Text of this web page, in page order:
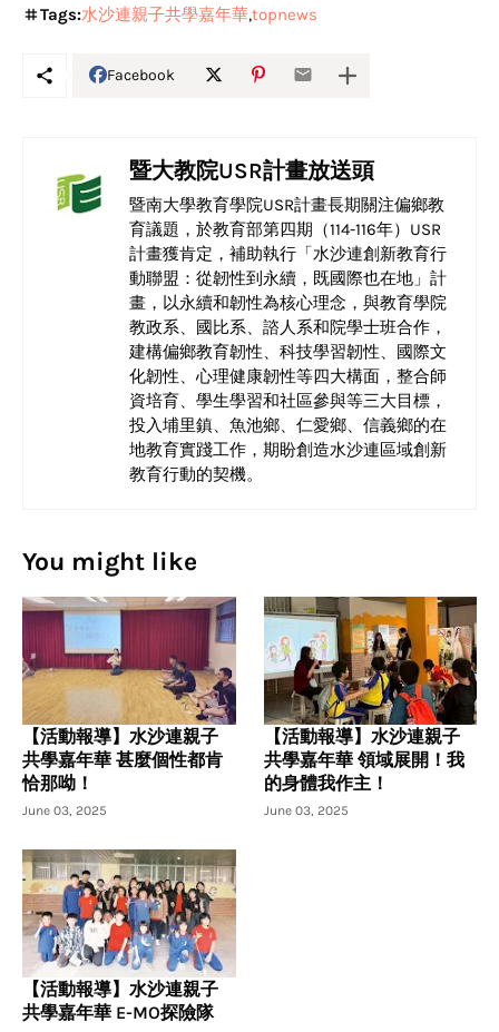
Tags:水沙連親子共學嘉年華topnews
Facebook
暨大教院USR計畫放送頭
暨南大學教育學院USR計畫長期關注偏鄉教
育議題，於教育部第四期（114-116年）USR
計畫獲肯定，補助執行「水沙連創新教育行
動聯盟：從韌性到永續，既國際也在地」計
畫，以永續和韌性為核心理念，與教育學院
教政系、國比系、諮人系和院學士班合作，
建構偏鄉教育韌性、科技學習韌性、國際文
化韌性、心理健康韌性等四大構面，整合師
資培育、學生學習和社區參與等三大目標，
投入埔里鎮、魚池鄉、仁愛鄉、信義鄉的在
地教育實踐工作，期盼創造水沙連區域創新
教育行動的契機。
You might like
【活動報導】水沙連親子
共學嘉年華 甚麼個性都肯
恰那呦！
June 03, 2025
【活動報導】水沙連親子
共學嘉年華 領域展開！我
的身體我作主！
June 03, 2025
【活動報導】水沙連親子
共學嘉年華 E-MO探險隊